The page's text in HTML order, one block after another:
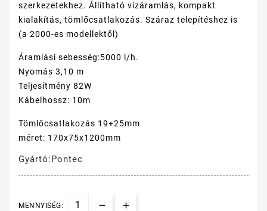
szerkezetekhez. Állítható vízáramlás, kompakt
kialakítás, tömlőcsatlakozás. Száraz telepítéshez is
(a 2000-es modellektől)
Áramlási sebesség:5000 l/h.
Nyomás 3,10 m
Teljesítmény 82W
Kábelhossz: 10m
Tömlőcsatlakozás 19+25mm
méret: 170x75x1200mm
Gyártó:Pontec
MENNYISÉG: